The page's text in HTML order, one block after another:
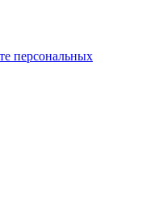
персональных